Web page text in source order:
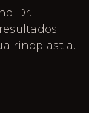
Dr.
rinoplastia.